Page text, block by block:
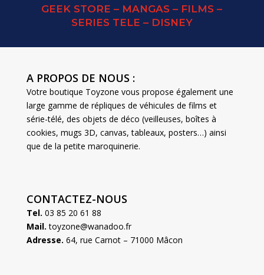
BEETLJUICE
SANDSWORM
GEEK STORE – MANGAS – FILMS –
SERIES TELE – DISNEY
A PROPOS DE NOUS :
Votre boutique Toyzone vous propose également une
large gamme de répliques de véhicules de films et
série-télé, des objets de déco (veilleuses, boîtes à
cookies, mugs 3D, canvas, tableaux, posters…) ainsi
que de la petite maroquinerie.
CONTACTEZ-NOUS
Tel. 03 85 20 61 88
Mail. toyzone@wanadoo.fr
Adresse. 64, rue Carnot – 71000 Mâcon